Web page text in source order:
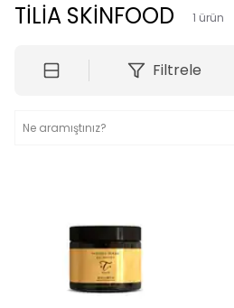
TİLİA SKİNFOOD 1 ürün
Filtrele